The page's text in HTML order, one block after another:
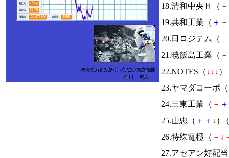
18.清和中央Ｈ（ －
19.共和工業（ ＋ －
20.日ロジテム（ －
21.暁飯島工業（ －
22.NOTES（ ↓ ↓ ↓ ）
23.ヤマダコーポ（
24.三東工業（ － ＋
25.山忠（ ＋ ＋ ↓ ） (
26.特殊電極（ － ↓
27.アセアン好配